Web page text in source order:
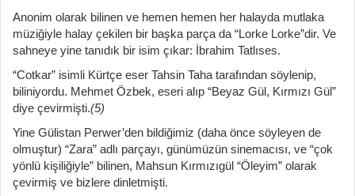
Anonim olarak bilinen ve hemen hemen her halayda mutlaka
müziğiyle halay çekilen bir başka parça da “Lorke Lorke”dir. Ve
sahneye yine tanıdık bir isim çıkar: İbrahim Tatlıses.
“Cotkar” isimli Kürtçe eser Tahsin Taha tarafından söylenip,
biliniyordu. Mehmet Özbek, eseri alıp “Beyaz Gül, Kırmızı Gül”
diye çevirmişti.(5)
Yine Gülistan Perwer’den bildiğimiz (daha önce söyleyen de
olmuştur) “Zara” adlı parçayı, günümüzün sinemacısı, ve “çok
yönlü kişiliğiyle” bilinen, Mahsun Kırmızıgül “Öleyim” olarak
çevirmiş ve bizlere dinletmişti.